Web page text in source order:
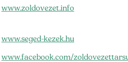
www.zoldovezet.info
www.seged-kezek.hu
www.facebook.com/